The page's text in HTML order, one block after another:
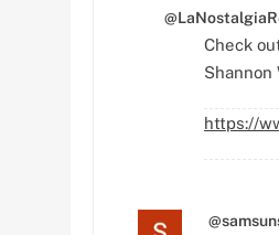
Check
Shannon
https://